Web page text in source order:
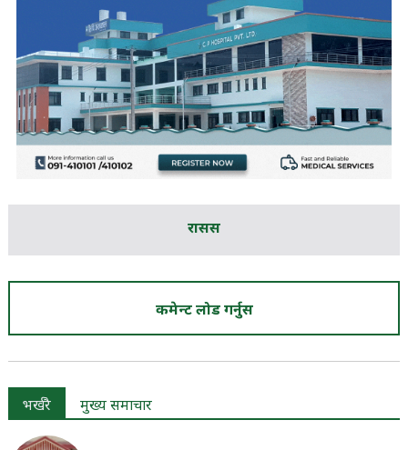
रासस
कमेन्ट लोड गर्नुस
भर्खरै मुख्य समाचार